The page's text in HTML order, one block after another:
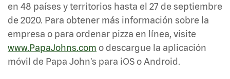
en 48 países y territorios hasta el 27 de septiembre
de 2020. Para obtener más información sobre la
empresa o para ordenar pizza en línea, visite
www.PapaJohns.com o descargue la aplicación
móvil de Papa John's para iOS o Android.